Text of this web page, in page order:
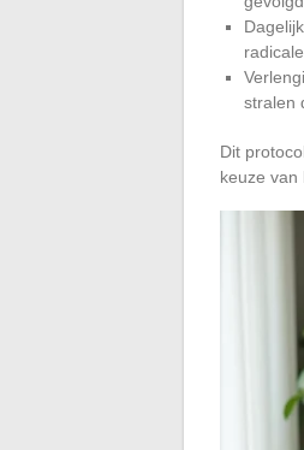
stralen
Dit
keuze van